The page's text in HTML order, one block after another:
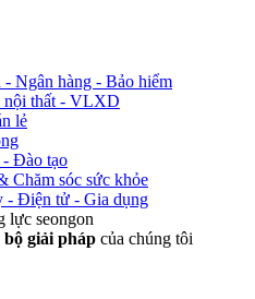
Ngân hàng - Bảo hiểm
nội thất - VLXD
lẻ
- Đào tạo
Chăm sóc sức khỏe
- Điện tử - Gia dụng
bộ giải pháp của chúng tôi